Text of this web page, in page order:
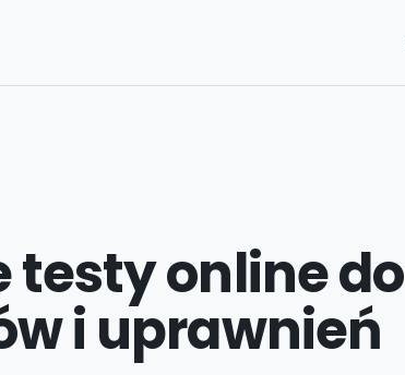
testy online do
i uprawnień